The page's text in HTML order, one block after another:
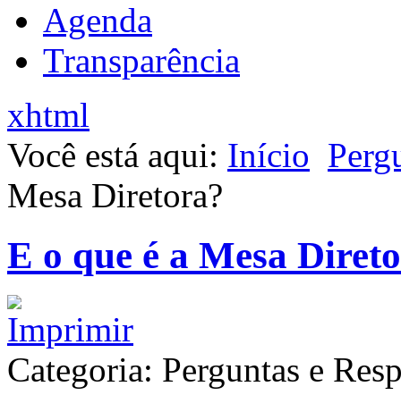
Agenda
Transparência
xhtml
Você está aqui: Início
Mesa Diretora?
E o que é a Mesa
Categoria: Perguntas e